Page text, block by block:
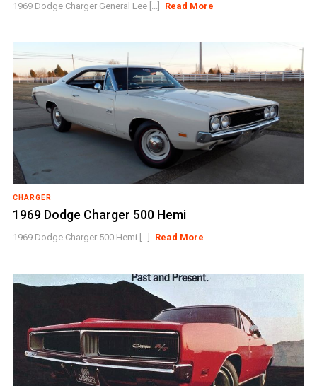
1969 Dodge Charger General Lee [...] Read More
CHARGER
1969 Dodge Charger 500 Hemi
1969 Dodge Charger 500 Hemi [...] Read More